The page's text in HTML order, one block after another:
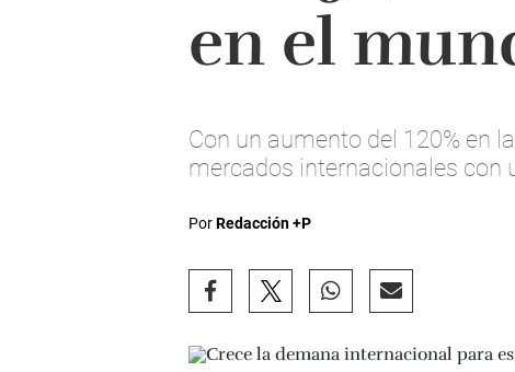
en el
Con un aumento del 120% en
mercados internacionales con
PorRedacción +P